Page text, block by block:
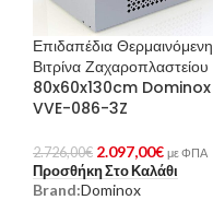
Επιδαπέδια Θερμαινόμενη
Βιτρίνα Ζαχαροπλαστείου
80x60x130cm Dominox
VVE-086-3Z
2.726,00€ 2.097,00€ με ΦΠΑ
Προσθήκη Στο Καλάθι
Brand:Dominox